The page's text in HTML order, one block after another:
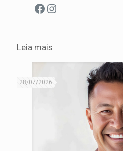
Facebook
Instagram
Leia mais
28/07/2026